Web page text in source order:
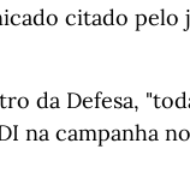
citado pelo
da Defesa,
na campanha